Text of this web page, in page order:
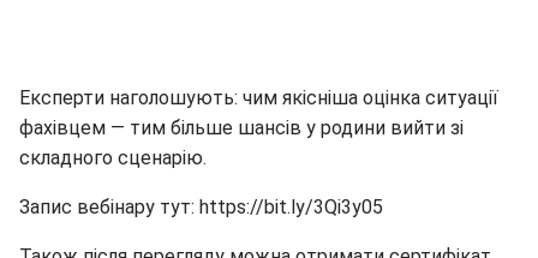
Експерти наголошують: чим якісніша оцінка ситуації
фахівцем — тим більше шансів у родини вийти зі
складного сценарію.
Запис вебінару тут: https://bit.ly/3Qi3y05